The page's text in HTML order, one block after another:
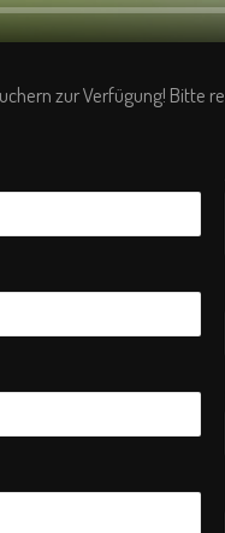
zur Verfügung! Bitte